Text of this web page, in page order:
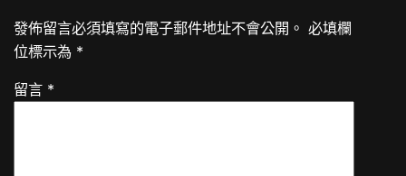
發佈留言必須填寫的電子郵件地址不會公開。 必填欄
位標示為 *
留言 *